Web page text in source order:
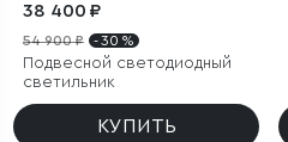
38 400 ₽
54 900 ₽ - 30 %
Подвесной светодиодный
светильник
КУПИТЬ